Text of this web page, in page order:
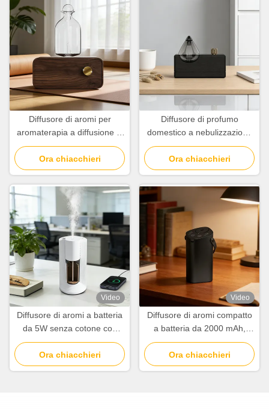
Diffusore di aromi per
aromaterapia a diffusione di
aria fredda con batteria al
litio da 2600 mAh
Ora chiacchieri
Diffusore di profumo
domestico a nebulizzazione
a freddo a doppio fluido
1.5W con sistema di
cronometraggio a quattro
marce
Ora chiacchieri
Video
Diffusore di aromi a batteria
da 5W senza cotone con
atomizzazione a due fluidi
Ora chiacchieri
Video
Diffusore di aromi compatto
a batteria da 2000 mAh,
macchina diffusore di
profumo portatile
Ora chiacchieri